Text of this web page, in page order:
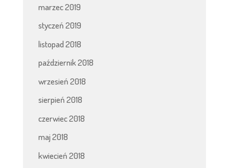
marzec 2019
styczeń 2019
listopad 2018
październik 2018
wrzesień 2018
sierpień 2018
czerwiec 2018
maj 2018
kwiecień 2018